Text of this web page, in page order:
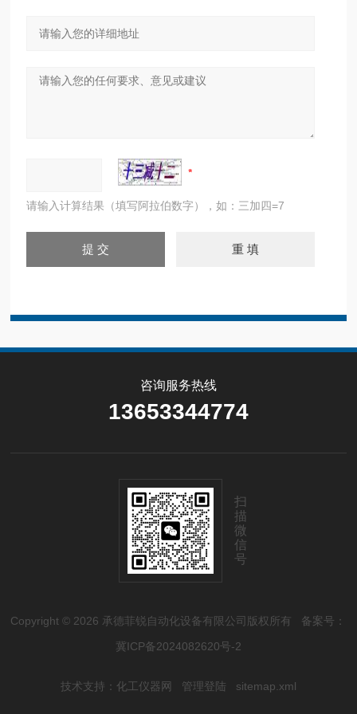
请输入计算结果（填写阿拉伯数字），如：三加四=7
咨询服务热线
13653344774
扫
描
微
信
号
Copyright © 2026 承德菲锐自动化设备有限公司版权所有 备案号：
冀ICP备2024082620号-2
技术支持： 化工仪器网 管理登陆 sitemap.xml